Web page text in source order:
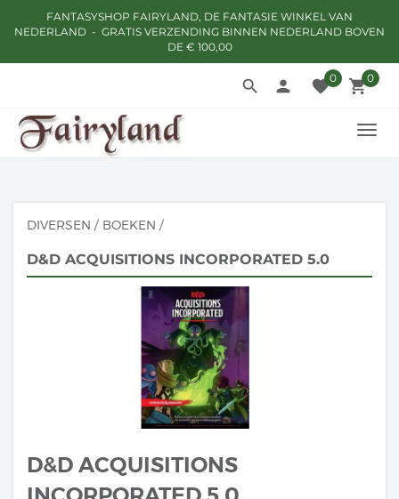
FANTASYSHOP FAIRYLAND, DE FANTASIE WINKEL VAN
NEDERLAND - GRATIS VERZENDING BINNEN NEDERLAND BOVEN
DE € 100,00
local_grocery_store0
favorite0
search person
DIVERSEN / BOEKEN /
D&D ACQUISITIONS INCORPORATED 5.0
D&D ACQUISITIONS